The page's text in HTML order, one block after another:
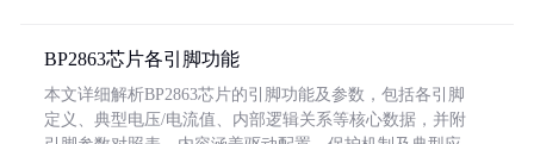
BP2863芯片各引脚功能
本文详细解析BP2863芯片的引脚功能及参数，包括各引脚
定义、典型电压/电流值、内部逻辑关系等核心数据，并附